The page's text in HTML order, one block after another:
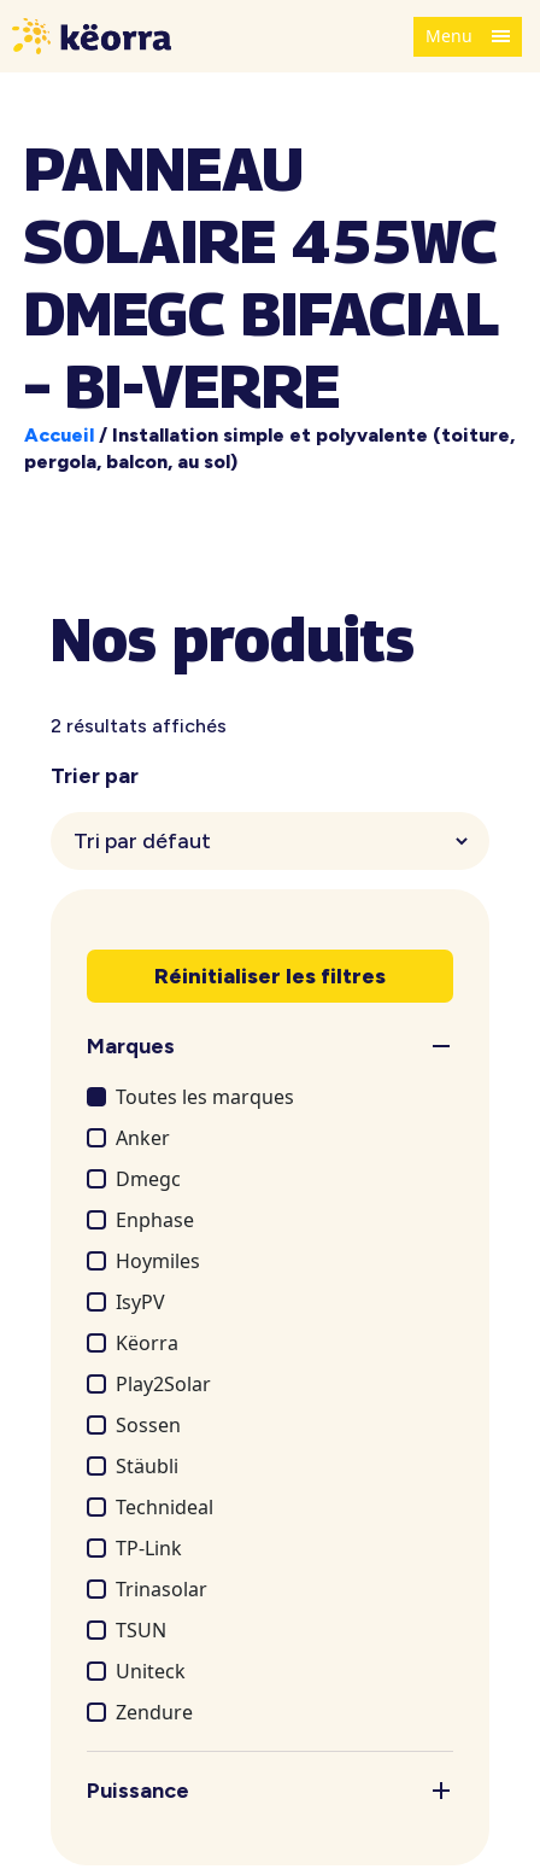
Menu
PANNEAU
SOLAIRE 455WC
DMEGC BIFACIAL
– BI-VERRE
Accueil / Installation simple et polyvalente (toiture,
pergola, balcon, au sol)
Nos produits
2 résultats affichés
Trier par
Réinitialiser les filtres
Marques
Toutes les marques
Anker
Dmegc
Enphase
Hoymiles
IsyPV
Këorra
Play2Solar
Sossen
Stäubli
Technideal
TP-Link
Trinasolar
TSUN
Uniteck
Zendure
Puissance